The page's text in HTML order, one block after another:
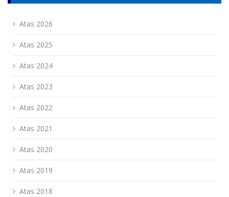
Atas 2026
Atas 2025
Atas 2024
Atas 2023
Atas 2022
Atas 2021
Atas 2020
Atas 2019
Atas 2018